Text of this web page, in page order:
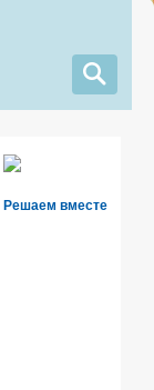
Решаем вместе